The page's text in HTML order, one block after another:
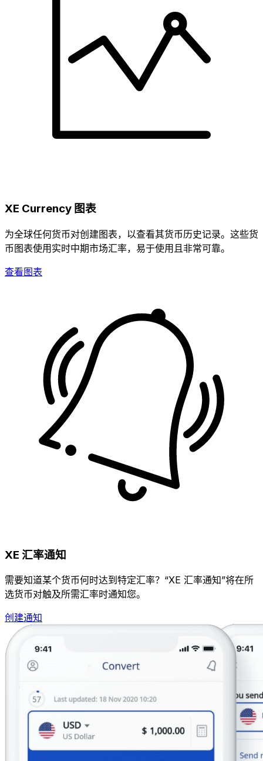
XE Currency 图表
为全球任何货币对创建图表，以查看其货币历史记录。这些货
币图表使用实时中期市场汇率，易于使用且非常可靠。
查看图表
XE 汇率通知
需要知道某个货币何时达到特定汇率？“XE 汇率通知”将在所
选货币对触及所需汇率时通知您。
创建通知